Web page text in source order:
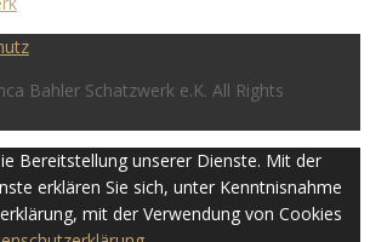
Bahler Schatzwerk e.K. All Rights
Bereitstellung unserer Dienste. Mit der
erklären Sie sich, unter Kenntnisnahme
mit der Verwendung von Cookies